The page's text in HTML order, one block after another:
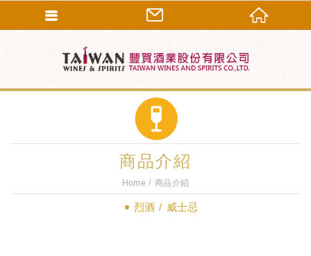
商品介紹
Home 商品介紹
烈酒 威士忌